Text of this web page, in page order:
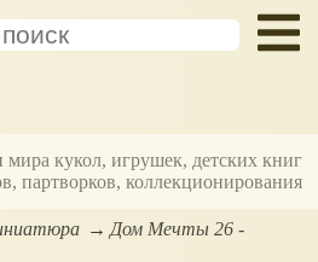
кукол, игрушек, детских книг
партворков, коллекционирования
Дом Мечты 26 -